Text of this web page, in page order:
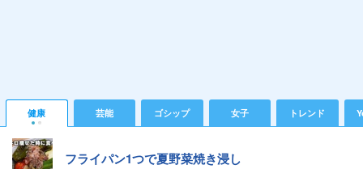
健康 芸能 ゴシップ 女子 トレンド
フライパン1つで夏野菜焼き浸し